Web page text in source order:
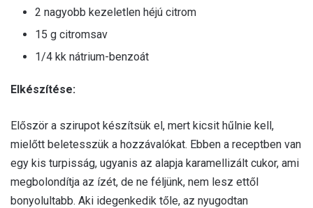
2 nagyobb kezeletlen héjú citrom
15 g citromsav
1/4 kk nátrium-benzoát
Elkészítése:
Először a szirupot készítsük el, mert kicsit hűlnie kell,
mielőtt beletesszük a hozzávalókat. Ebben a receptben van
egy kis turpisság, ugyanis az alapja karamellizált cukor, ami
megbolondítja az ízét, de ne féljünk, nem lesz ettől
bonyolultabb. Aki idegenkedik tőle, az nyugodtan